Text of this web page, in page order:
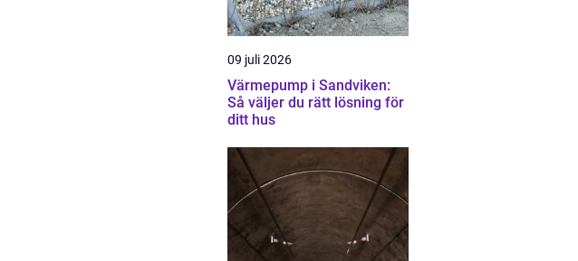
09 juli 2026
Värmepump i Sandviken:
Så väljer du rätt lösning för
ditt hus